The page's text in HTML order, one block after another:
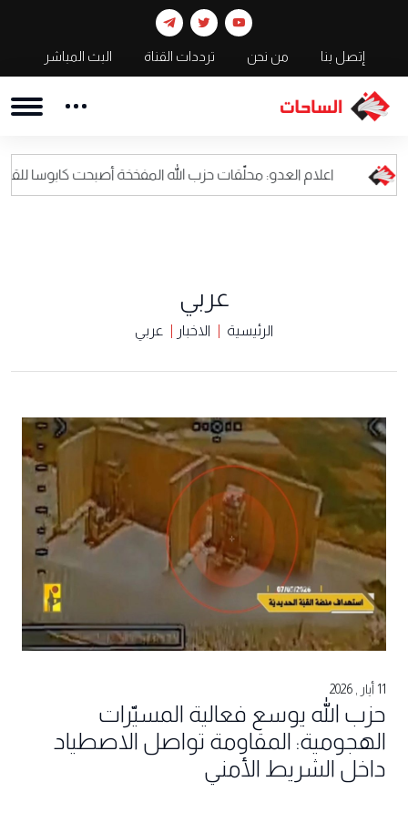
إتصل بنا من نحن ترددات القناة البث المباشر
العدو: محلّقات حزب الله المفخخة أصبحت كابوسا للقيادة العسكرية
عربي
الرئيسية الاخبار عربي
11 أيار , 2026
حزب الله يوسع فعالية المسيّرات
الهجومية: المقاومة تواصل الاصطياد
داخل الشريط الأمني